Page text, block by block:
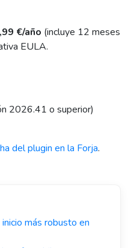
€/año (incluye 12 meses
EULA.
2026.41 o superior)
del plugin en la Forja.
más robusto en